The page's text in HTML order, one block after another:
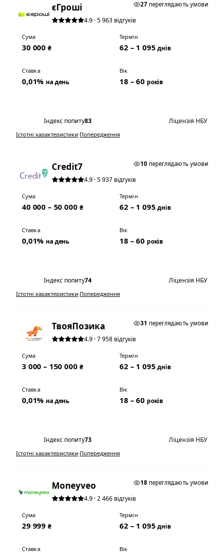
27переглядають умови
єГроші
4.9 · 5 963 відгуків
Сума
30 000 ₴
Термін
62 – 1 095днів
Ставка
0,01% на день
Вік
18 – 60 років
Індекс попиту83 Ліцензія НБУ
Істотні характеристики·Попередження
10переглядають умови
Credit7
4.9 · 5 937 відгуків
Сума
40 000 – 50 000 ₴
Термін
62 – 1 095днів
Ставка
0,01% на день
Вік
18 – 60 років
Індекс попиту74 Ліцензія НБУ
Істотні характеристики·Попередження
31 переглядають умови
ТвояПозика
4.9 · 7 958 відгуків
Сума
3 000 – 150 000 ₴
Термін
62 – 1 095днів
Ставка
0,01% на день
Вік
18 – 60 років
Індекс попиту73 Ліцензія НБУ
Істотні характеристики·Попередження
18переглядають умови
Moneyveo
4.9 · 2 466 відгуків
Сума
29 999 ₴
Термін
62 – 1 095днів
Ставка Вік